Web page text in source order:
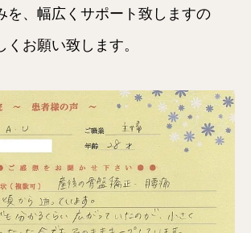
を、幅広くサポート致しますの
くお願い致します。